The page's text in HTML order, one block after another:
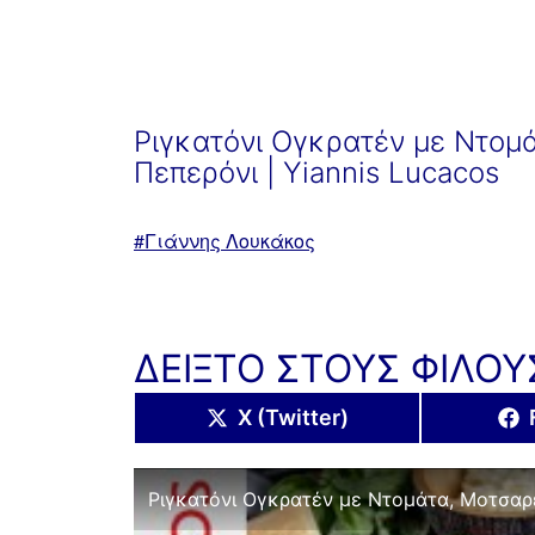
Ριγκατόνι Ογκρατέν με
Πεπερόνι | Yiannis Lucacos
ΜεΓιάννης Λουκάκος
ΔΕΙΞΤΟ ΣΤΟΥΣ
Share
on
X (Twitter)
Ριγκατόνι Ογκρατέν με Ντομάτα,